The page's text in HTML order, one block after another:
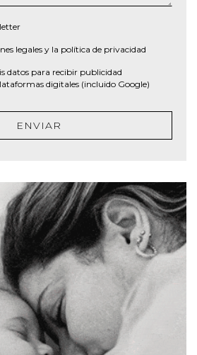
legales y la política de privacidad
datos para recibir publicidad
digitales (incluido Google)
ENVIAR